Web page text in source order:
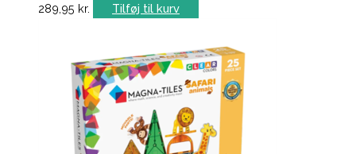
289,95 kr. Tilføj til kurv